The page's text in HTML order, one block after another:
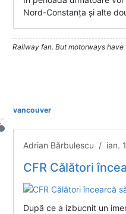
Nord-Constanța și alte
Railway fan. But motorways have
Deconectat
vancouver
Adrian Bărbulescu / ian.
CFR Călători
După ce a izbucnit un